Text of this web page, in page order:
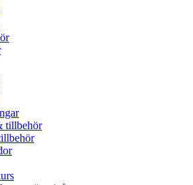
tillbehör